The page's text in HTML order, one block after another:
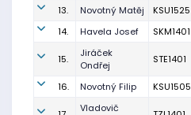
13.
Novotný Matěj KSU1525
14.
Havela Josef SKM1401
15.
Jiráček
Ondřej
STE1401
16. Novotný Filip KSU1505
Vladovič